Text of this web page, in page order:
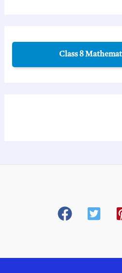
Class 8